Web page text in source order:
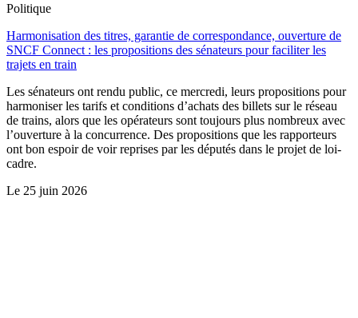
Politique
Harmonisation des titres, garantie de correspondance, ouverture de
SNCF Connect : les propositions des sénateurs pour faciliter les
trajets en train
Les sénateurs ont rendu public, ce mercredi, leurs propositions pour
harmoniser les tarifs et conditions d’achats des billets sur le réseau
de trains, alors que les opérateurs sont toujours plus nombreux avec
l’ouverture à la concurrence. Des propositions que les rapporteurs
ont bon espoir de voir reprises par les députés dans le projet de loi-
cadre.
Le 25 juin 2026